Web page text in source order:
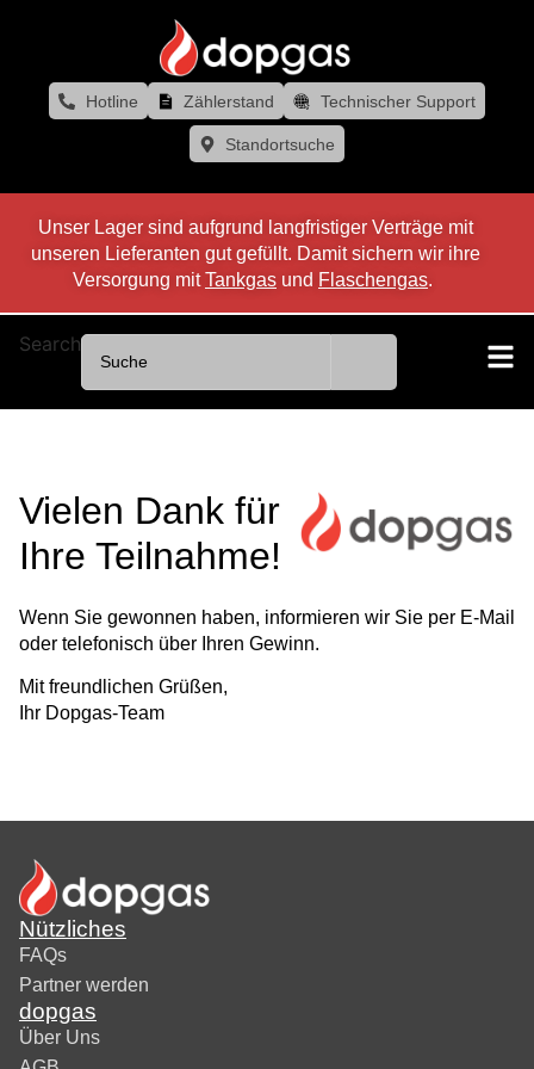
Hotline Zählerstand Technischer Support
Standortsuche
Unser Lager sind aufgrund langfristiger Verträge mit
unseren Lieferanten gut gefüllt. Damit sichern wir ihre
Versorgung mitTankgas und Flaschengas.
Search
Vielen Dank für
Ihre Teilnahme!
Wenn Sie gewonnen haben, informieren wir Sie per E-Mail
oder telefonisch über Ihren Gewinn.
Mit freundlichen Grüßen,
Ihr Dopgas-Team
Nützliches
FAQs
Partner werden
dopgas
Über Uns